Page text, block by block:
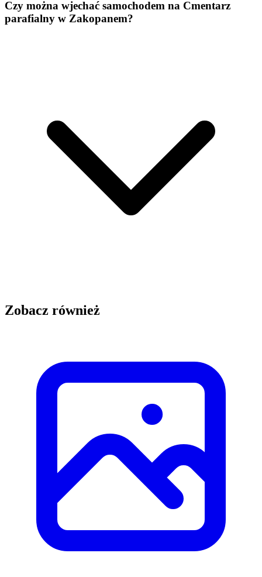
Czy można wjechać samochodem na Cmentarz
parafialny w Zakopanem?
Zobacz również